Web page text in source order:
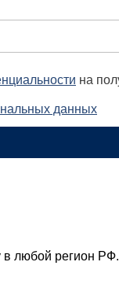
на
данных
любой регион